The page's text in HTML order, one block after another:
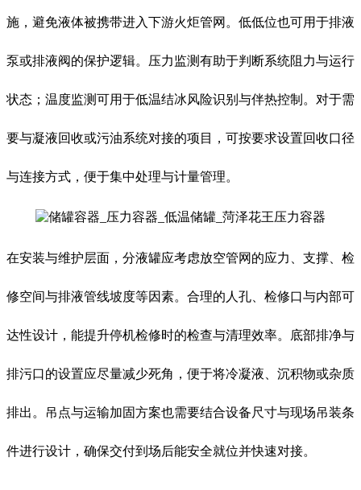
施，避免液体被携带进入下游火炬管网。低低位也可用于排液
泵或排液阀的保护逻辑。压力监测有助于判断系统阻力与运行
状态；温度监测可用于低温结冰风险识别与伴热控制。对于需
要与凝液回收或污油系统对接的项目，可按要求设置回收口径
与连接方式，便于集中处理与计量管理。
在安装与维护层面，分液罐应考虑放空管网的应力、支撑、检
修空间与排液管线坡度等因素。合理的人孔、检修口与内部可
达性设计，能提升停机检修时的检查与清理效率。底部排净与
排污口的设置应尽量减少死角，便于将冷凝液、沉积物或杂质
排出。吊点与运输加固方案也需要结合设备尺寸与现场吊装条
件进行设计，确保交付到场后能安全就位并快速对接。